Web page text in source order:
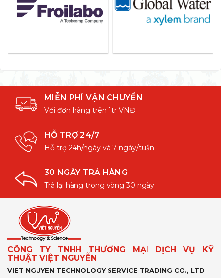
MIỄN PHÍ VẬN CHUYỂN
Với đơn hàng trên 1tr VNĐ
HỖ TRỢ 24/7
Hỗ trợ 24h/ngày và 7 ngày/tuần
30 NGÀY TRẢ HÀNG
Trả lại hàng trong vòng 30 ngày
CÔNG TY TNHH THƯƠNG MẠI DỊCH VỤ KỸ
THUẬT VIỆT NGUYỄN
VIET NGUYEN TECHNOLOGY SERVICE TRADING CO., LTD